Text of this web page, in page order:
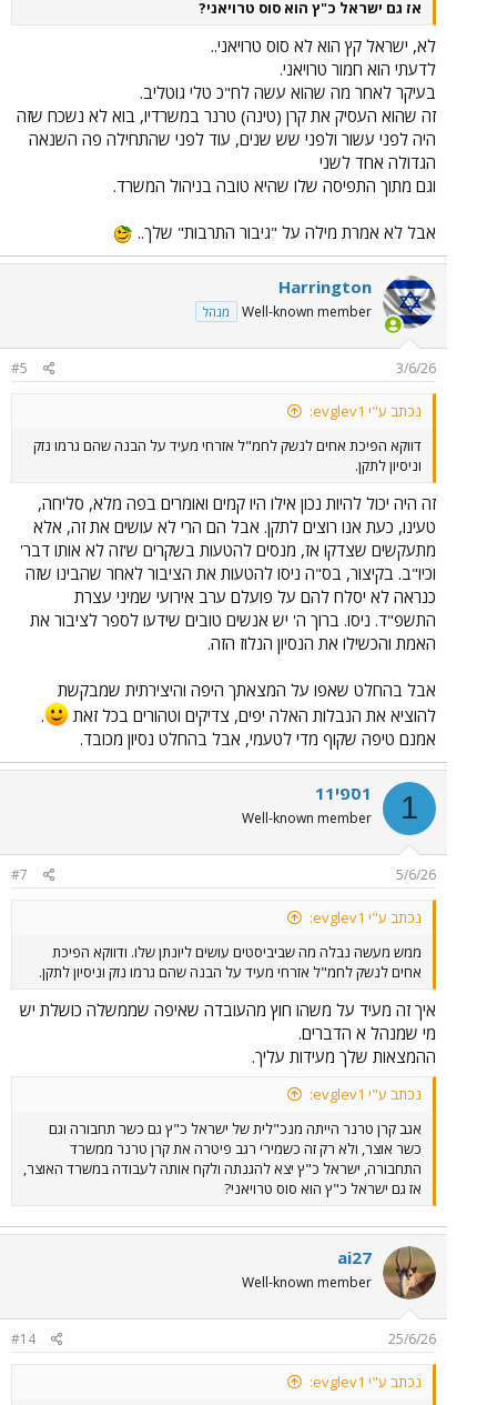
אז גם ישראל כ"ץ הוא סוס טרויאני?
לא, ישראל קץ הוא לא סוס טרויאני..
לדעתי הוא חמור טרויאני.
בעיקר לאחר מה שהוא עשה לח"כ טלי גוטליב.
זה שהוא העסיק את קרן (טינה) טרנר במשרדיו, בוא לא נשכח שזה
היה לפני עשור ולפני שש שנים, עוד לפני שהתחילה פה השנאה
הגדולה אחד לשני
וגם מתוך התפיסה שלו שהיא טובה בניהול המשרד.
אבל לא אמרת מילה על "גיבור התרבות" שלך..
Harrington
Well-known member מנהל
3/6/26
#5
נכתב ע"י evglev1:
דווקא הפיכת אחים לנשק לחמ"ל אזרחי מעיד על הבנה שהם גרמו נזק
וניסיון לתקן.
זה היה יכול להיות נכון אילו היו קמים ואומרים בפה מלא, סליחה,
טעינו, כעת אנו רוצים לתקן. אבל הם הרי לא עושים את זה, אלא
מתעקשים שצדקו אז, מנסים להטעות בשקרים ש'זה לא אותו דבר'
וכיו"ב. בקיצור, בס"ה ניסו להטעות את הציבור לאחר שהבינו שזה
כנראה לא יסלח להם על פועלם ערב אירועי שמיני עצרת
התשפ"ד. ניסו. ברוך ה' יש אנשים טובים שידעו לספר לציבור את
האמת והכשילו את הנסיון הנלוז הזה.
אבל בהחלט שאפו על המצאתך היפה והיצירתית שמבקשת
להוציא את הנבלות האלה יפים, צדיקים וטהורים בכל זאת
.
אמנם טיפה שקוף מדי לטעמי, אבל בהחלט נסיון מכובד.
1 1ספי11
Well-known member
5/6/26
#7
נכתב ע"י evglev1:
ממש מעשה נבלה מה שביביסטים עושים ליונתן שלו. ודווקא הפיכת
אחים לנשק לחמ"ל אזרחי מעיד על הבנה שהם גרמו נזק וניסיון לתקן.
איך זה מעיד על משהו חוץ מהעובדה שאיפה שממשלה כושלת יש
מי שמנהל א הדברים.
ההמצאות שלך מעידות עליך.
נכתב ע"י evglev1:
אגב קרן טרנר הייתה מנכ"לית של ישראל כ"ץ גם כשר תחבורה וגם
כשר אוצר, ולא רק זה כשמירי רגב פיטרה את קרן טרנר ממשרד
התחבורה, ישראל כ"ץ יצא להגנתה ולקח אותה לעבודה במשרד האוצר,
אז גם ישראל כ"ץ הוא סוס טרויאני?
ai27
Well-known member
25/6/26
#14
נכתב ע"י evglev1: